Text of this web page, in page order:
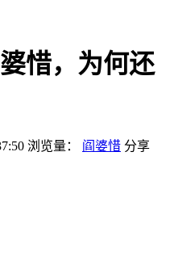
惜，为何还
浏览量： 阎婆惜 分享